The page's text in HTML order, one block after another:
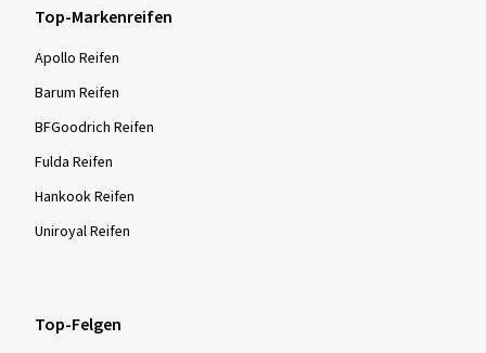
Top-Markenreifen
Apollo Reifen
Barum Reifen
BFGoodrich Reifen
Fulda Reifen
Hankook Reifen
Uniroyal Reifen
Top-Felgen